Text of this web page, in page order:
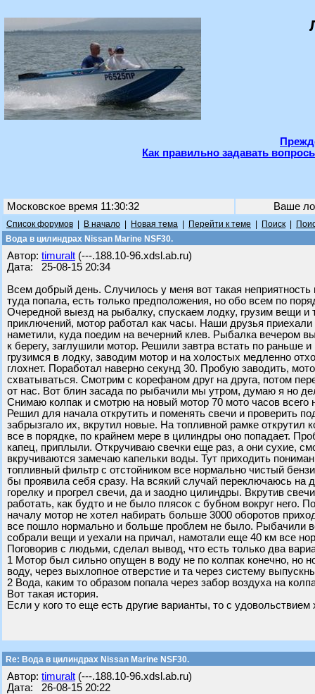
Как правильно задавать
Московское время 11:30:32 Ваше
Список форумов В начало Новая тема Перейти к теме Поиск
Вода в цилиндрах Nissan Marine NSF30.
Автор: timuralt (---.188.10-96.xdsl.ab.ru)
Дата: 25-08-15 20:34
Всем добрый день. Случилось у меня вот такая
туда попала, есть только предположения, но обо всем по
Очередной выезд на рыбалку, спускаем лодку, грузим вещи и
приключений, мотор работал как часы. Наши друзья
наметили, куда поедим на вечерний клев. Рыбалка вечером
к берегу, заглушили мотор. Решили завтра встать по раньше
грузимся в лодку, заводим мотор и на холостых медленно
глохнет. Поработал наверно секунд 30. Пробую заводить,
схватываться. Смотрим с корефаном друг на друга, потом
от нас. Вот блин засада по рыбачили мы утром, думаю я но
Снимаю колпак и смотрю на новый мотор 70 мото часов
Решил для начала открутить и поменять свечи и проверить
забрызгало их, вкрутил новые. На топливной рамке открутил
все в порядке, по крайнем мере в цилиндры оно попадает.
капец, приплыли. Откручиваю свечки еще раз, а они сухие,
вкручиваются замечаю капельки воды. Тут приходить
топливный фильтр с отстойником все нормально чистый
бы проявила себя сразу. На всякий случай переключаюсь на
горелку и прогрел свечи, да и заодно цилиндры. Вкрутив
работать, как будто и не было плясок с бубном вокруг него.
началу мотор не хотел набирать больше 3000 оборотов
все пошло нормально и больше проблем не было. Рыбачили
собрали вещи и уехали на причал, намотали еще 40 км все
Поговорив с людьми, сделал вывод, что есть только два
1 Мотор был сильно опущен в воду не по колпак конечно, но
воду, через выхлопное отверстие и та через систему
2 Вода, каким то образом попала через забор воздуха на
Вот такая история.
Если у кого то еще есть другие варианты, то с
Re: Вода в цилиндрах Nissan Marine NSF30.
Автор: timuralt (---.188.10-96.xdsl.ab.ru)
Дата: 26-08-15 20:22